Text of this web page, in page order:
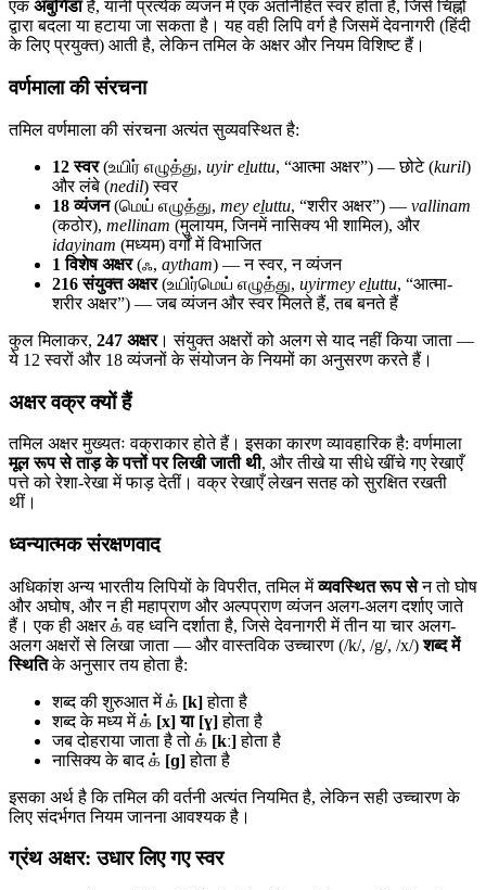
एकअबुगिडाहै, यानी प्रत्येक व्यंजन में एक अंतर्निहित स्वर होता है, जिसे चिह्नों
द्वारा बदला या हटाया जा सकता है। यह वही लिपि वर्ग है जिसमें देवनागरी (हिंदी
के लिए प्रयुक्त) आती है, लेकिन तमिल के अक्षर और नियम विशिष्ट हैं।
वर्णमाला की संरचना
तमिल वर्णमाला की संरचना अत्यंत सुव्यवस्थित है:
12 स्वर(உயிர் எழுத்து, uyir eḻuttu, “आत्मा अक्षर”) — छोटे (kuril)
और लंबे (nedil) स्वर
18 व्यंजन(மெய் எழுத்து, mey eḻuttu, “शरीर अक्षर”) — vallinam
(कठोर), mellinam (मुलायम, जिनमें नासिक्य भी शामिल), और
idayinam (मध्यम) वर्गों में विभाजित
1 विशेष अक्षर(ஃ, aytham) — न स्वर, न व्यंजन
216 संयुक्त अक्षर(உயிர்மெய் எழுத்து, uyirmey eḻuttu, “आत्मा-
शरीर अक्षर”) — जब व्यंजन और स्वर मिलते हैं, तब बनते हैं
कुल मिलाकर, 247 अक्षर। संयुक्त अक्षरों को अलग से याद नहीं किया जाता —
ये 12 स्वरों और 18 व्यंजनों के संयोजन के नियमों का अनुसरण करते हैं।
अक्षर वक्र क्यों हैं
तमिल अक्षर मुख्यतः वक्राकार होते हैं। इसका कारण व्यावहारिक है: वर्णमाला
मूल रूप से ताड़ के पत्तों पर लिखी जाती थी, और तीखे या सीधे खींचे गए रेखाएँ
पत्ते को रेशा-रेखा में फाड़ देतीं। वक्र रेखाएँ लेखन सतह को सुरक्षित रखती
थीं।
ध्वन्यात्मक संरक्षणवाद
अधिकांश अन्य भारतीय लिपियों के विपरीत, तमिल मेंव्यवस्थित रूप सेन तो घोष
और अघोष, और न ही महाप्राण और अल्पप्राण व्यंजन अलग-अलग दर्शाए जाते
हैं। एक ही अक्षर க் वह ध्वनि दर्शाता है, जिसे देवनागरी में तीन या चार अलग-
अलग अक्षरों से लिखा जाता — और वास्तविक उच्चारण (/k/, /g/, /x/)शब्द में
स्थितिके अनुसार तय होता है:
शब्द की शुरुआत में க் [k]होता है
शब्द के मध्य में க் [x] या [ɣ]होता है
जब दोहराया जाता है तो க் [kː]होता है
नासिक्य के बाद க் [ɡ]होता है
इसका अर्थ है कि तमिल की वर्तनी अत्यंत नियमित है, लेकिन सही उच्चारण के
लिए संदर्भगत नियम जानना आवश्यक है।
ग्रंथ अक्षर: उधार लिए गए स्वर